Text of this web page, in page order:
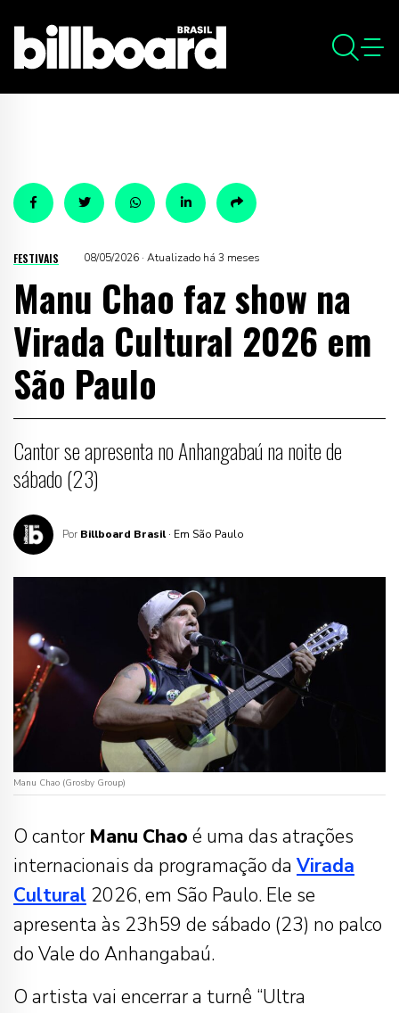
FESTIVAIS 08/05/2026 · Atualizado há 3 meses
Manu Chao faz show na
Virada Cultural 2026 em
São Paulo
Cantor se apresenta no Anhangabaú na noite de
sábado (23)
Por Billboard Brasil · Em São Paulo
Manu Chao (Grosby Group)
O cantor Manu Chao é uma das atrações
internacionais da programação da Virada
Cultural 2026, em São Paulo. Ele se
apresenta às 23h59 de sábado (23) no palco
do Vale do Anhangabaú.
O artista vai encerrar a turnê “Ultra